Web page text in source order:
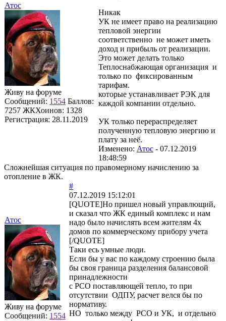
Атос
Живу на форуме
Сообщений: 1554 Баллов:
7257 ЖКХоинов: 1328
Регистрация: 28.11.2019
Никак
УК не имеет право на реализацию
тепловой энергии
соответственно не может иметь
доход и прибыль от реализации.
Это может делать только
Теплоснабжающая организация и
только по фиксированным
тарифам.
которые устанавливает РЭК для
каждой компании отдельно.
УК только перераспределяет
полученную тепловую энергию и
плату за неё.
Изменено: Атос - 07.12.2019
18:48:59
Сложнейшая ситуация по правомерному начислению за
отопление в ЖК.
Атос
Живу на форуме
Сообщений: 1554
#
07.12.2019 15:12:01
[QUOTE]Но пришел новый управлющий,
и сказал что ЖК единый комплекс и нам
надо было начислять всем жителям 4х
домов по коммерческому прибору учета
[/QUOTE]
Таки есь умные люди.
Если бы у вас по каждому строению была
бы своя граница разделения балансовой
принадлежности
с РСО поставляющей тепло, то при
отсутствии ОДПУ, расчет велся бы по
нормативу.
НО только между РСО и УК, и отдельно